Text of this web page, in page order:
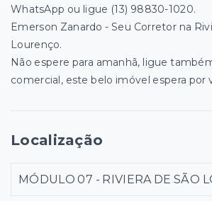
WhatsApp ou ligue (13) 98830-1020.
Emerson Zanardo - Seu Corretor na
Lourenço.
Não espere para amanhã, ligue
comercial, este belo imóvel espera por
Localização
MÓDULO 07 - RIVIERA DE SÃO